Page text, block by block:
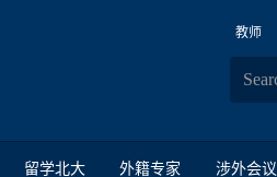
教师
留学北大 外籍专家 涉外会议